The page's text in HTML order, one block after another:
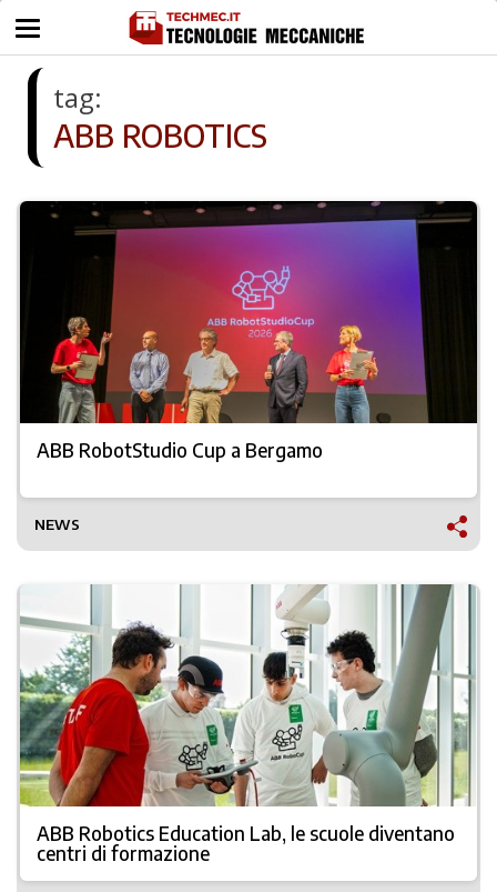
tag:
ABB ROBOTICS
ABB RobotStudio Cup a Bergamo
NEWS
ABB Robotics Education Lab, le scuole diventano
centri di formazione